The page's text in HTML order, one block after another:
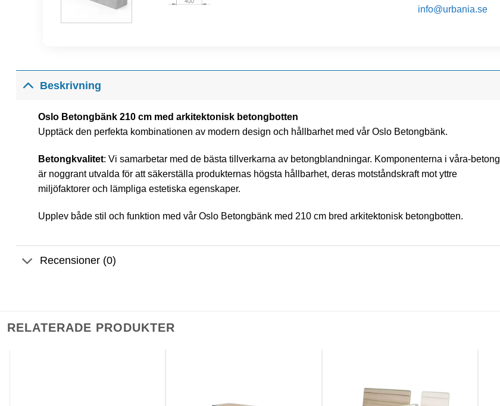
info@urbania.se
Beskrivning
Oslo Betongbänk 210 cm med arkitektonisk betongbotten
Upptäck den perfekta kombinationen av modern design och hållbarhet med vår Oslo Betongbänk.
Betongkvalitet: Vi samarbetar med de bästa tillverkarna av betongblandningar. Komponenterna i våra-betong
är noggrant utvalda för att säkerställa produkternas högsta hållbarhet, deras motståndskraft mot yttre
miljöfaktorer och lämpliga estetiska egenskaper.
Upplev både stil och funktion med vår Oslo Betongbänk med 210 cm bred arkitektonisk betongbotten.
Recensioner (0)
RELATERADE PRODUKTER